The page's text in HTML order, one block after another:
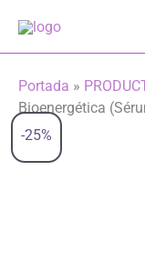
contenido
Portada »
Bioenergética
-25%